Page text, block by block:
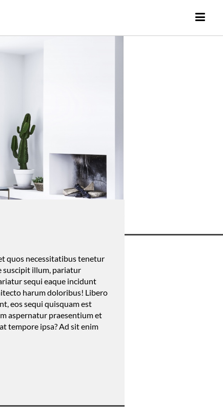
quos necessitatibus tenetur
suscipit illum, pariatur
sequi eaque incidunt
harum doloribus! Libero
eos sequi quisquam est
aspernatur praesentium et
tempore ipsa? Ad sit enim